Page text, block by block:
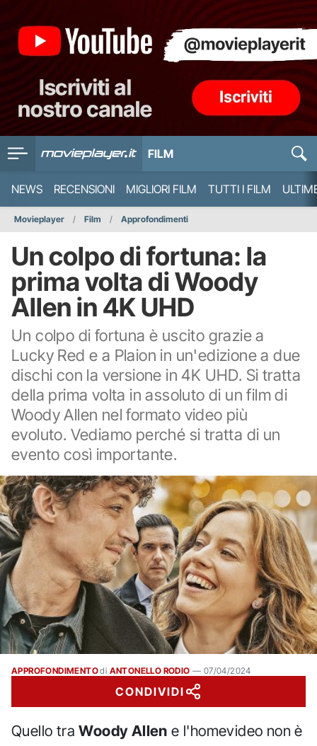
FILM
NEWS RECENSIONI MIGLIORI FILM TUTTI I FILM
Movieplayer Film Approfondimenti
Un colpo di fortuna: la
prima volta di Woody
Allen in 4K UHD
Un colpo di fortuna è uscito grazie a
Lucky Red e a Plaion in un'edizione a due
dischi con la versione in 4K UHD. Si tratta
della prima volta in assoluto di un film di
Woody Allen nel formato video più
evoluto. Vediamo perché si tratta di un
evento così importante.
APPROFONDIMENTOdi ANTONELLO RODIO — 07/04/2024
CONDIVIDI
Quello traWoody Allen e l'homevideo non è